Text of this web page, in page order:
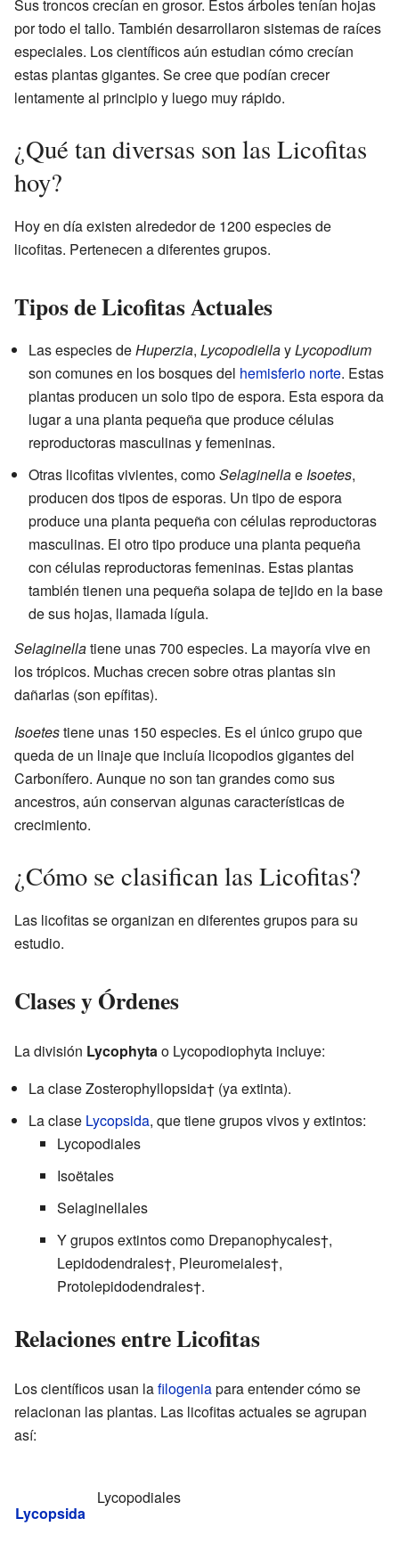
Sus troncos crecían en grosor. Estos árboles tenían hojas
por todo el tallo. También desarrollaron sistemas de raíces
especiales. Los científicos aún estudian cómo crecían
estas plantas gigantes. Se cree que podían crecer
lentamente al principio y luego muy rápido.
¿Qué tan diversas son las Licofitas
hoy?
Hoy en día existen alrededor de 1200 especies de
licofitas. Pertenecen a diferentes grupos.
Tipos de Licofitas Actuales
Las especies deHuperzia, LycopodiellayLycopodium
son comunes en los bosques del hemisferio norte. Estas
plantas producen un solo tipo de espora. Esta espora da
lugar a una planta pequeña que produce células
reproductoras masculinas y femeninas.
Otras licofitas vivientes, comoSelaginellae Isoetes,
producen dos tipos de esporas. Un tipo de espora
produce una planta pequeña con células reproductoras
masculinas. El otro tipo produce una planta pequeña
con células reproductoras femeninas. Estas plantas
también tienen una pequeña solapa de tejido en la base
de sus hojas, llamada lígula.
Selaginellatiene unas 700 especies. La mayoría vive en
los trópicos. Muchas crecen sobre otras plantas sin
dañarlas (son epífitas).
Isoetestiene unas 150 especies. Es el único grupo que
queda de un linaje que incluía licopodios gigantes del
Carbonífero. Aunque no son tan grandes como sus
ancestros, aún conservan algunas características de
crecimiento.
¿Cómo se clasifican las Licofitas?
Las licofitas se organizan en diferentes grupos para su
estudio.
Clases y Órdenes
La división Lycophytao Lycopodiophyta incluye:
La clase Zosterophyllopsida† (ya extinta).
La clase Lycopsida, que tiene grupos vivos y extintos:
Lycopodiales
Isoëtales
Selaginellales
Y grupos extintos como Drepanophycales†,
Lepidodendrales†, Pleuromeiales†,
Protolepidodendrales†.
Relaciones entre Licofitas
Los científicos usan lafilogeniapara entender cómo se
relacionan las plantas. Las licofitas actuales se agrupan
así:
Lycopsida
Lycopodiales